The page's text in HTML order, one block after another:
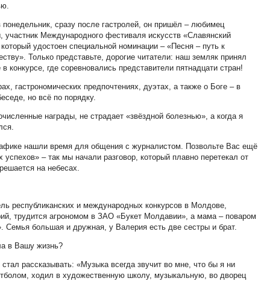
понедельник, сразу после гастролей, он пришёл – любимец
участник Международного фестиваля искусств «Славянский
удостоен специальной номинации – «Песня – путь к
Только представьте, дорогие читатели: наш земляк принял
в конкурсе, где соревновались представители пятнадцати стран!
гастрономических предпочтениях, дуэтах, а также о Боге – в
но всё по порядку.
награды, не страдает «звёздной болезнью», а когда я
нашли время для общения с журналистом. Позвольте Вас ещё
– так мы начали разговор, который плавно перетекал от
на небесах.
республиканских и международных конкурсов в Молдове,
трудится агрономом в ЗАО «Букет Молдавии», а мама – поваром
Семья большая и дружная, у Валерия есть две сестры и брат.
в Вашу жизнь?
рассказывать: «Музыка всегда звучит во мне, что бы я ни
ходил в художественную школу, музыкальную, во дворец